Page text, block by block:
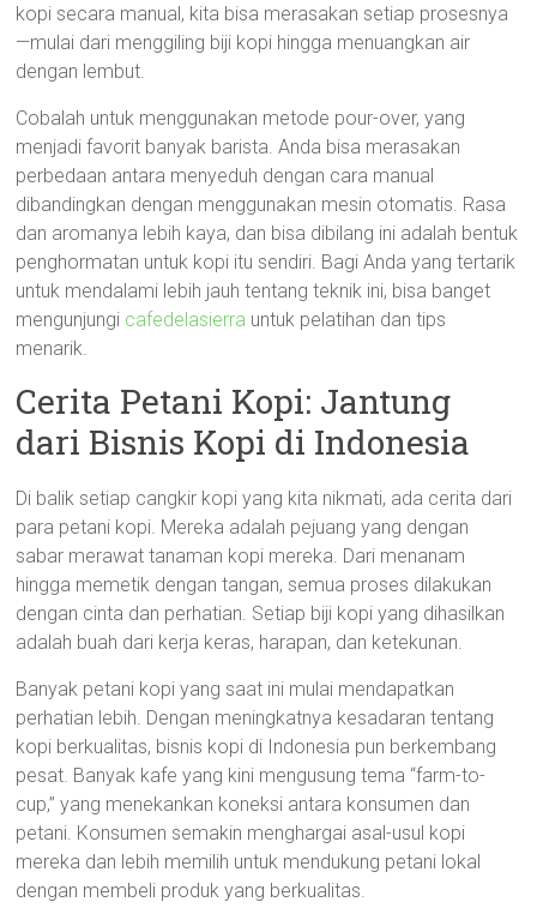
kopi secara manual, kita bisa merasakan setiap prosesnya
—mulai dari menggiling biji kopi hingga menuangkan air
dengan lembut.
Cobalah untuk menggunakan metode pour-over, yang
menjadi favorit banyak barista. Anda bisa merasakan
perbedaan antara menyeduh dengan cara manual
dibandingkan dengan menggunakan mesin otomatis. Rasa
dan aromanya lebih kaya, dan bisa dibilang ini adalah bentuk
penghormatan untuk kopi itu sendiri. Bagi Anda yang tertarik
untuk mendalami lebih jauh tentang teknik ini, bisa banget
mengunjungi cafedelasierra untuk pelatihan dan tips
menarik.
Cerita Petani Kopi: Jantung
dari Bisnis Kopi di Indonesia
Di balik setiap cangkir kopi yang kita nikmati, ada cerita dari
para petani kopi. Mereka adalah pejuang yang dengan
sabar merawat tanaman kopi mereka. Dari menanam
hingga memetik dengan tangan, semua proses dilakukan
dengan cinta dan perhatian. Setiap biji kopi yang dihasilkan
adalah buah dari kerja keras, harapan, dan ketekunan.
Banyak petani kopi yang saat ini mulai mendapatkan
perhatian lebih. Dengan meningkatnya kesadaran tentang
kopi berkualitas, bisnis kopi di Indonesia pun berkembang
pesat. Banyak kafe yang kini mengusung tema “farm-to-
cup,” yang menekankan koneksi antara konsumen dan
petani. Konsumen semakin menghargai asal-usul kopi
mereka dan lebih memilih untuk mendukung petani lokal
dengan membeli produk yang berkualitas.